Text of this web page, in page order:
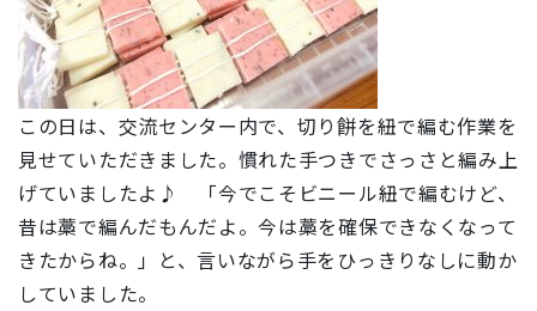
この日は、交流センター内で、切り餅を紐で編む作業を
見せていただきました。慣れた手つきでさっさと編み上
げていましたよ♪ 「今でこそビニール紐で編むけど、
昔は藁で編んだもんだよ。今は藁を確保できなくなって
きたからね。」と、言いながら手をひっきりなしに動か
していました。